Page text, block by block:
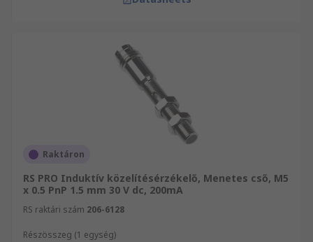
Raktáron
RS PRO Induktív közelítésérzékelő, Menetes cső, M5
x 0.5 PnP 1.5 mm 30 V dc, 200mA
RS raktári szám 206-6128
Részösszeg (1 egység)